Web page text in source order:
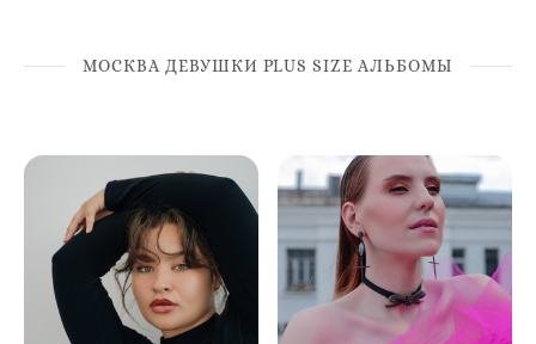
МОСКВА ДЕВУШКИ PLUS SIZE АЛЬБОМЫ